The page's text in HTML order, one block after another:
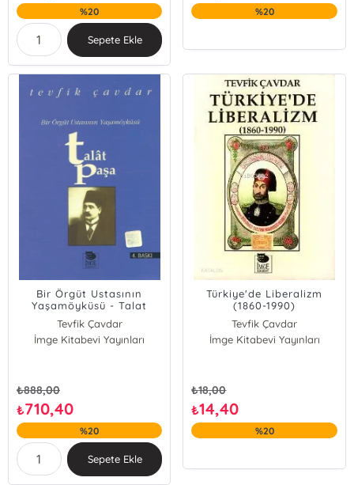
%20
Sepete Ekle
%20
Bir Örgüt Ustasının
Yaşamöyküsü - Talat
Paşa
Tevfik Çavdar
İmge Kitabevi Yayınları
₺888,00
₺710,40
%20
Sepete Ekle
Türkiye'de Liberalizm
(1860-1990)
Tevfik Çavdar
İmge Kitabevi Yayınları
₺18,00
₺14,40
%20